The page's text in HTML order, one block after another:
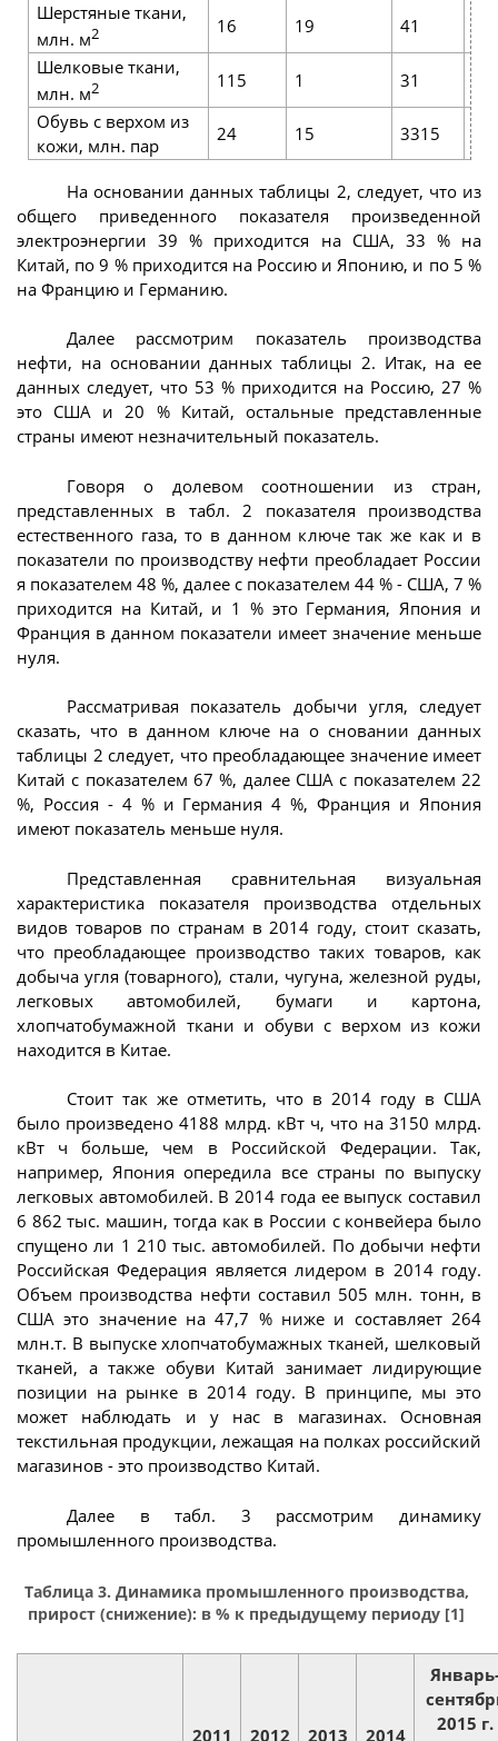
Шерстяные ткани,
млн. м2 16 19 41
Шелковые ткани,
млн. м2 115 1 31
Обувь с верхом из
кожи, млн. пар
24 15 3315
На основании данных таблицы 2, следует, что из
общего приведенного показателя произведенной
электроэнергии 39 % приходится на США, 33 % на
Китай, по 9 % приходится на Россию и Японию, и по 5 %
на Францию и Германию.
Далее рассмотрим показатель производства
нефти, на основании данных таблицы 2. Итак, на ее
данных следует, что 53 % приходится на Россию, 27 %
это США и 20 % Китай, остальные представленные
страны имеют незначительный показатель.
Говоря о долевом соотношении из стран,
представленных в табл. 2 показателя производства
естественного газа, то в данном ключе так же как и в
показатели по производству нефти преобладает России
я показателем 48 %, далее с показателем 44 % - США, 7 %
приходится на Китай, и 1 % это Германия, Япония и
Франция в данном показатели имеет значение меньше
нуля.
Рассматривая показатель добычи угля, следует
сказать, что в данном ключе на о сновании данных
таблицы 2 следует, что преобладающее значение имеет
Китай с показателем 67 %, далее США с показателем 22
%, Россия - 4 % и Германия 4 %, Франция и Япония
имеют показатель меньше нуля.
Представленная сравнительная визуальная
характеристика показателя производства отдельных
видов товаров по странам в 2014 году, стоит сказать,
что преобладающее производство таких товаров, как
добыча угля (товарного), стали, чугуна, железной руды,
легковых автомобилей, бумаги и картона,
хлопчатобумажной ткани и обуви с верхом из кожи
находится в Китае.
Стоит так же отметить, что в 2014 году в США
было произведено 4188 млрд. кВт ч, что на 3150 млрд.
кВт ч больше, чем в Российской Федерации. Так,
например, Япония опередила все страны по выпуску
легковых автомобилей. В 2014 года ее выпуск составил
6 862 тыс. машин, тогда как в России с конвейера было
спущено ли 1 210 тыс. автомобилей. По добычи нефти
Российская Федерация является лидером в 2014 году.
Объем производства нефти составил 505 млн. тонн, в
США это значение на 47,7 % ниже и составляет 264
млн.т. В выпуске хлопчатобумажных тканей, шелковый
тканей, а также обуви Китай занимает лидирующие
позиции на рынке в 2014 году. В принципе, мы это
может наблюдать и у нас в магазинах. Основная
текстильная продукции, лежащая на полках российский
магазинов - это производство Китай.
Далее в табл. 3 рассмотрим динамику
промышленного производства.
Таблица 3. Динамика промышленного производства,
прирост (снижение): в % к предыдущему периоду [1]
2011 2012 2013 2014
2015 г.